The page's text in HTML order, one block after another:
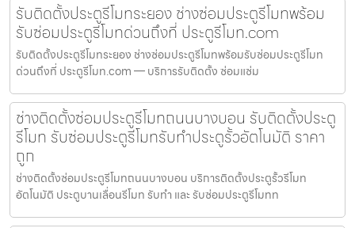
รับติดตั้งประตูรีโมทระยอง ช่างซ่อมประตูรีโมทพร้อม
รับซ่อมประตูรีโมทด่วนถึงที่ ประตูรีโมท.com
รับติดตั้งประตูรีโมทระยอง ช่างซ่อมประตูรีโมทพร้อมรับซ่อมประตูรีโมท
ด่วนถึงที่ ประตูรีโมท.com — บริการรับติดตั้ง ซ่อมแซ่ม
ช่างติดตั้งซ่อมประตูรีโมทถนนบางบอน รับติดตั้งประตู
รีโมท รับซ่อมประตูรีโมทรับทำประตูรั้วอัตโนมัติ ราคา
ถูก
ช่างติดตั้งซ่อมประตูรีโมทถนนบางบอน บริการติดตั้งประตูรั้วรีโมท
อัตโนมัติ ประตูบานเลื่อนรีโมท รับทำ และ รับซ่อมประตูรีโมทท